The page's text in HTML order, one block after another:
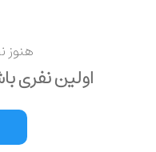
هنوز
اولین نفری